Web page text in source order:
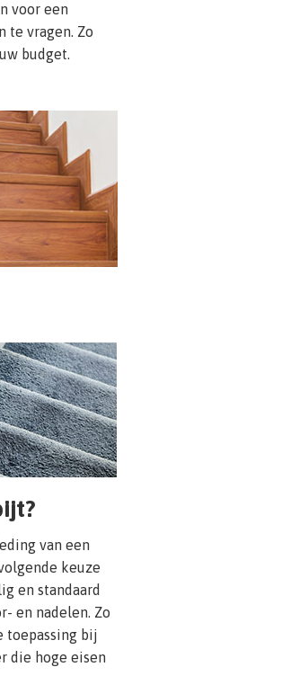
voor een
te vragen. Zo
budget.
van een
keuze
en standaard
en nadelen. Zo
toepassing bij
die hoge eisen